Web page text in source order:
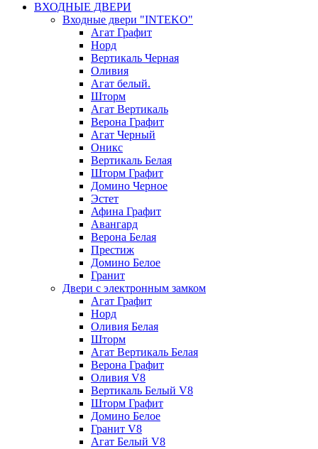
ВХОДНЫЕ ДВЕРИ
Входные двери "INTEKO"
Агат Графит
Норд
Вертикаль Черная
Оливия
Агат белый.
Шторм
Агат Вертикаль
Верона Графит
Агат Черный
Оникс
Вертикаль Белая
Шторм Графит
Домино Черное
Эстет
Афина Графит
Авангард
Верона Белая
Престиж
Домино Белое
Гранит
Двери с электронным замком
Агат Графит
Норд
Оливия Белая
Шторм
Агат Вертикаль Белая
Верона Графит
Оливия V8
Вертикаль Белый V8
Шторм Графит
Домино Белое
Гранит V8
Агат Белый V8